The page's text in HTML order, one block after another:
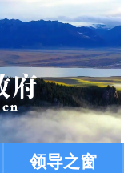
领导之窗